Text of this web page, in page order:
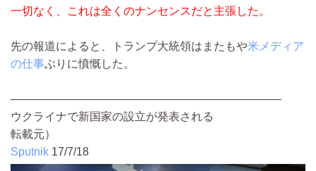
一切なく、これは全くのナンセンスだと主張した。
先の報道によると、トランプ大統領はまたもや米メディア
の仕事ぶりに憤慨した。
————————————————————————
ウクライナで新国家の設立が発表される
転載元）
Sputnik 17/7/18